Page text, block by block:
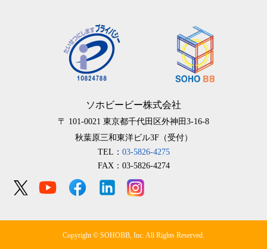
ソホビービー株式会社
〒 101-0021 東京都千代田区外神田3-16-8
秋葉原三和東洋ビル3F（受付）
TEL： 03-5826-4275
FAX：03-5826-4274
Copyright © SOHOBB, Inc. All Rights Reserved.